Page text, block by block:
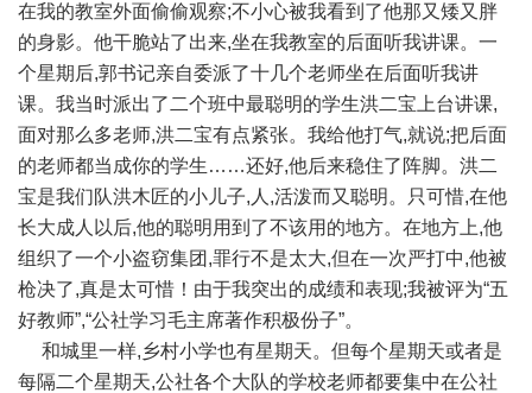
在我的教室外面偷偷观察;不小心被我看到了他那又矮又胖
的身影。他干脆站了出来,坐在我教室的后面听我讲课。一
个星期后,郭书记亲自委派了十几个老师坐在后面听我讲
课。我当时派出了二个班中最聪明的学生洪二宝上台讲课,
面对那么多老师,洪二宝有点紧张。我给他打气,就说;把后面
的老师都当成你的学生……还好,他后来稳住了阵脚。洪二
宝是我们队洪木匠的小儿子,人,活泼而又聪明。只可惜,在他
长大成人以后,他的聪明用到了不该用的地方。在地方上,他
组织了一个小盗窃集团,罪行不是太大,但在一次严打中,他被
枪决了,真是太可惜！由于我突出的成绩和表现;我被评为“五
好教师”,“公社学习毛主席著作积极份子”。
和城里一样,乡村小学也有星期天。但每个星期天或者是
每隔二个星期天,公社各个大队的学校老师都要集中在公社